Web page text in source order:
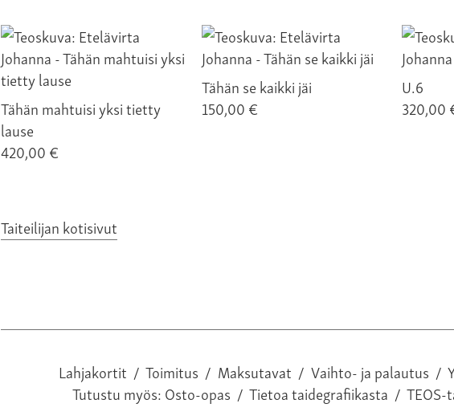
Tähän mahtuisi yksi tietty
lause
420,00 €
Tähän se kaikki jäi
150,00 €
U.6
320,00
Taiteilijan kotisivut
Lahjakortit / Toimitus / Maksutavat / Vaihto- ja palautus /
Tutustu myös:Osto-opas / Tietoa taidegrafiikasta /